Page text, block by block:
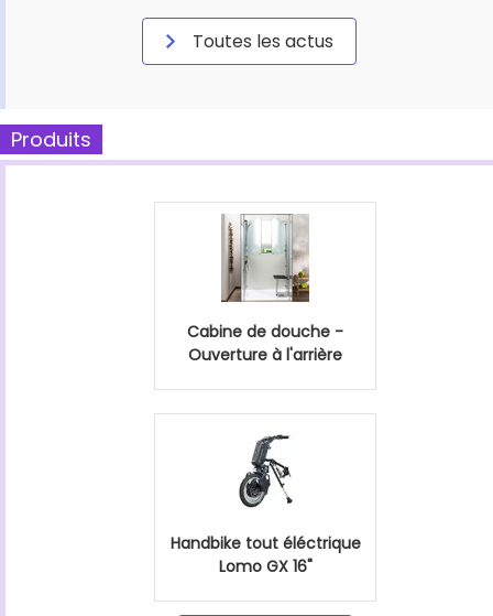
Toutes les actus
Produits
Cabine de douche -
Ouverture à l'arrière
Handbike tout éléctrique
Lomo GX 16"